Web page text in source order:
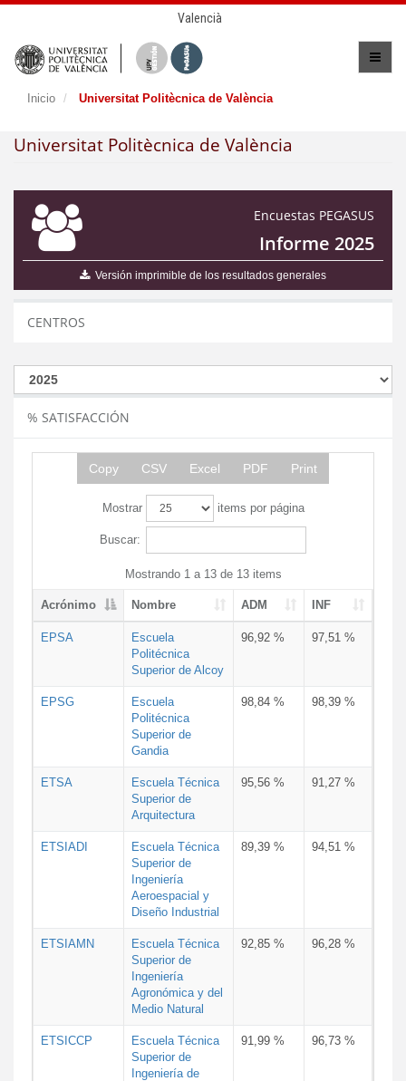
Valencià
Inicio Universitat Politècnica de València
Universitat Politècnica de València
Encuestas PEGASUS
Informe 2025
Versión imprimible de los resultados generales
CENTROS
% SATISFACCIÓN
Copy CSV Excel PDF Print
Mostrar items por página
Buscar:
Mostrando 1 a 13 de 13 items
Acrónimo Nombre ADM INF
EPSA
Escuela
Politécnica
Superior de Alcoy
96,92 % 97,51 %
EPSG
Escuela
Politécnica
Superior de
Gandia
98,84 % 98,39 %
ETSA
Escuela Técnica
Superior de
Arquitectura
95,56 % 91,27 %
ETSIADI
Escuela Técnica
Superior de
Ingeniería
Aeroespacial y
Diseño Industrial
89,39 % 94,51 %
ETSIAMN
Escuela Técnica
Superior de
Ingeniería
Agronómica y del
Medio Natural
92,85 % 96,28 %
ETSICCP
Escuela Técnica
Superior de
Ingeniería de
91,99 % 96,73 %